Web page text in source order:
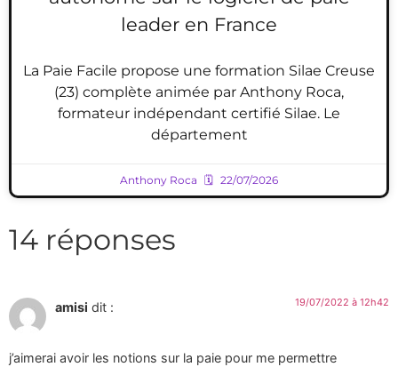
leader en France
La Paie Facile propose une formation Silae Creuse
(23) complète animée par Anthony Roca,
formateur indépendant certifié Silae. Le
département
Anthony Roca 22/07/2026
14 réponses
amisi dit : 19/07/2022 à 12h42
j’aimerai avoir les notions sur la paie pour me permettre